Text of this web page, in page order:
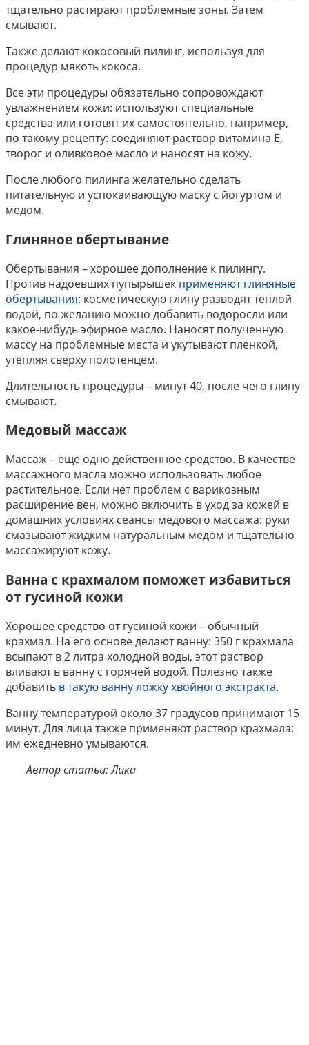
тщательно растирают проблемные зоны. Затем
смывают.
Также делают кокосовый пилинг, используя для
процедур мякоть кокоса.
Все эти процедуры обязательно сопровождают
увлажнением кожи: используют специальные
средства или готовят их самостоятельно, например,
по такому рецепту: соединяют раствор витамина Е,
творог и оливковое масло и наносят на кожу.
После любого пилинга желательно сделать
питательную и успокаивающую маску с йогуртом и
медом.
Глиняное обертывание
Обертывания – хорошее дополнение к пилингу.
Против надоевших пупырышек применяют глиняные
обертывания: косметическую глину разводят теплой
водой, по желанию можно добавить водоросли или
какое-нибудь эфирное масло. Наносят полученную
массу на проблемные места и укутывают пленкой,
утепляя сверху полотенцем.
Длительность процедуры – минут 40, после чего глину
смывают.
Медовый массаж
Массаж – еще одно действенное средство. В качестве
массажного масла можно использовать любое
растительное. Если нет проблем с варикозным
расширение вен, можно включить в уход за кожей в
домашних условиях сеансы медового массажа: руки
смазывают жидким натуральным медом и тщательно
массажируют кожу.
Ванна с крахмалом поможет избавиться
от гусиной кожи
Хорошее средство от гусиной кожи – обычный
крахмал. На его основе делают ванну: 350 г крахмала
всыпают в 2 литра холодной воды, этот раствор
вливают в ванну с горячей водой. Полезно также
добавить в такую ванну ложку хвойного экстракта.
Ванну температурой около 37 градусов принимают 15
минут. Для лица также применяют раствор крахмала:
им ежедневно умываются.
Автор статьи: Лика